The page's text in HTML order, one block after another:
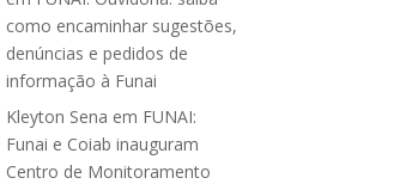
como encaminhar sugestões,
denúncias e pedidos de
informação à Funai
Kleyton Sena em FUNAI:
Funai e Coiab inauguram
Centro de Monitoramento